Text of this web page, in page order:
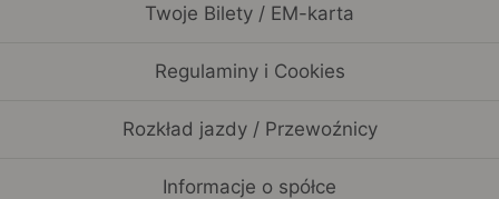
Twoje Bilety / EM-karta
Regulaminy i Cookies
Rozkład jazdy / Przewoźnicy
Informacje o spółce